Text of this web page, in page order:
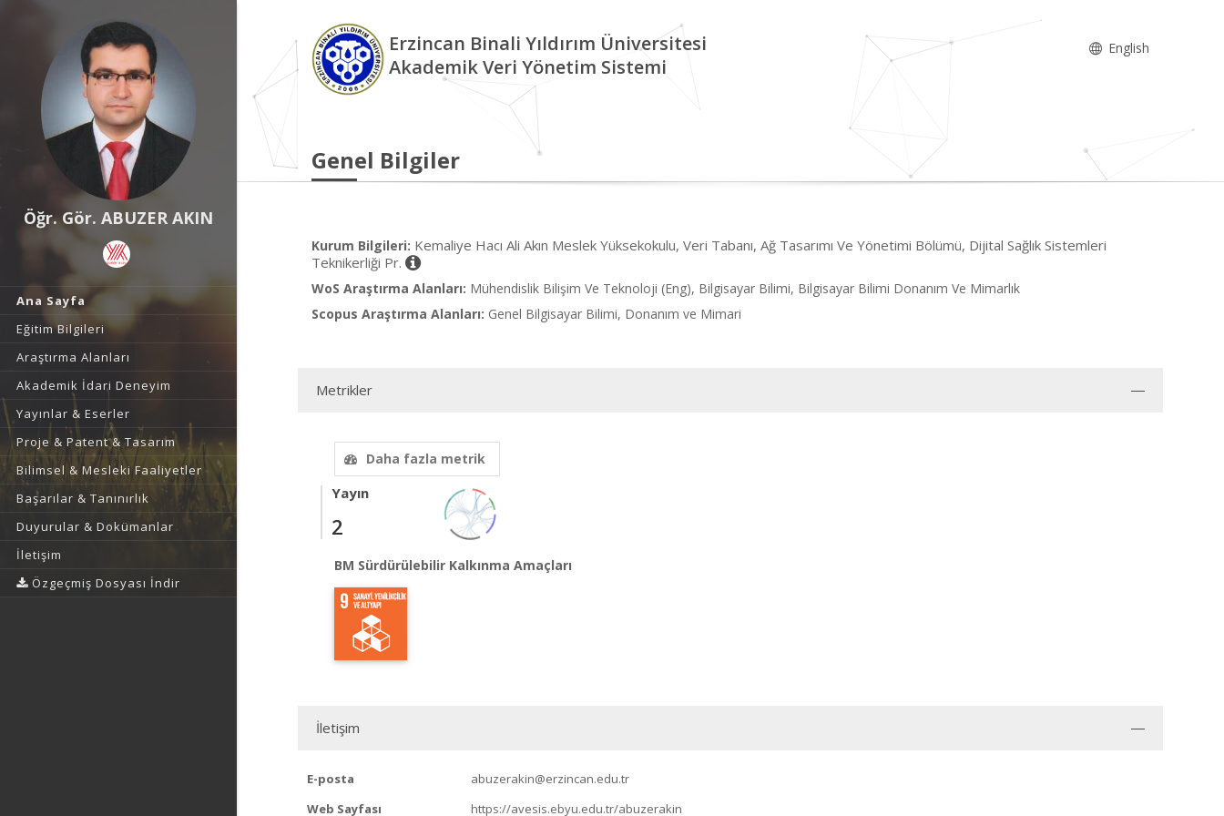
Öğr. Gör. ABUZER AKIN
Ana Sayfa
Eğitim Bilgileri
Araştırma Alanları
Akademik İdari Deneyim
Yayınlar & Eserler
Proje & Patent & Tasarım
Bilimsel & Mesleki Faaliyetler
Başarılar & Tanınırlık
Duyurular & Dokümanlar
İletişim
Özgeçmiş Dosyası İndir
Erzincan Binali Yıldırım Üniversitesi
Akademik Veri Yönetim Sistemi
English
Genel Bilgiler
Kurum Bilgileri: Kemaliye Hacı Ali Akın Meslek Yüksekokulu, Veri Tabanı, Ağ Tasarımı Ve Yönetimi Bölümü, Dijital Sağlık Sistemleri
Teknikerliği Pr.
WoS Araştırma Alanları: Mühendislik Bilişim Ve Teknoloji (Eng), Bilgisayar Bilimi, Bilgisayar Bilimi Donanım Ve Mimarlık
Scopus Araştırma Alanları: Genel Bilgisayar Bilimi, Donanım ve Mimari
Metrikler
Daha fazla metrik
Yayın
2
BM Sürdürülebilir Kalkınma Amaçları
İletişim
E-posta
abuzerakin@erzincan.edu.tr
Web Sayfası
https://avesis.ebyu.edu.tr/abuzerakin